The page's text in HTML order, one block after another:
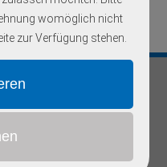
womöglich nicht
zur Verfügung stehen.